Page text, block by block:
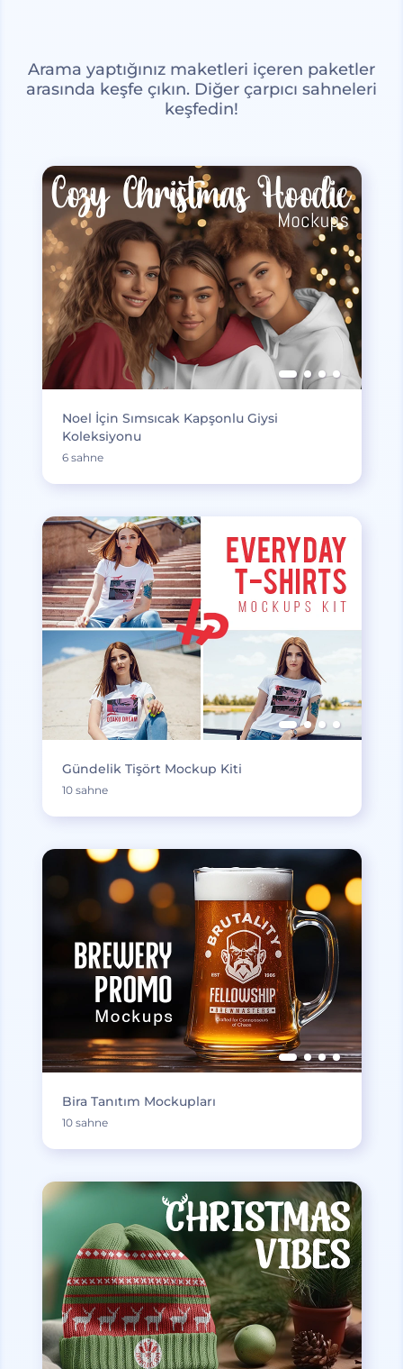
Arama yaptığınız maketleri içeren paketler
arasında keşfe çıkın. Diğer çarpıcı sahneleri
keşfedin!
Noel İçin Sımsıcak Kapşonlu Giysi
Koleksiyonu
6 sahne
Gündelik Tişört Mockup Kiti
10 sahne
Bira Tanıtım Mockupları
10 sahne